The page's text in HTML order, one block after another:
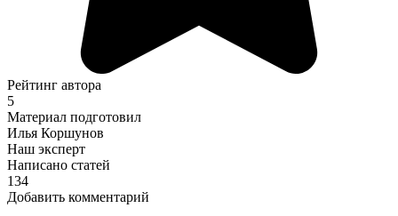
Рейтинг автора
5
Материал подготовил
Илья Коршунов
Наш эксперт
Написано статей
134
Добавить комментарий